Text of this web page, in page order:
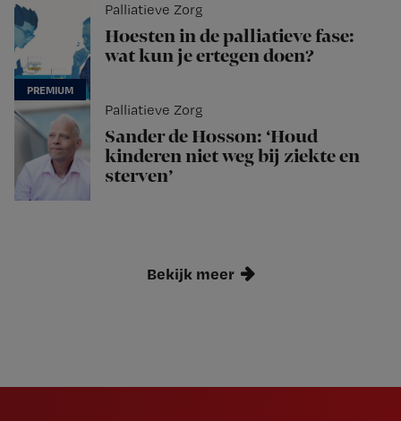
Palliatieve Zorg
Hoesten in de palliatieve fase:
wat kun je ertegen doen?
Palliatieve Zorg
Sander de Hosson: ‘Houd
kinderen niet weg bij ziekte en
sterven’
Bekijk meer